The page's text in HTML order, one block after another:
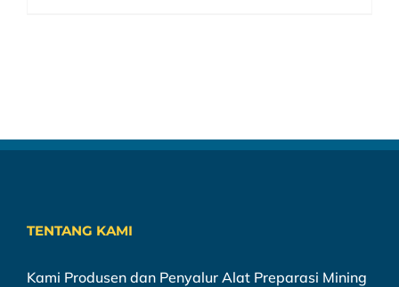
TENTANG KAMI
Kami Produsen dan Penyalur Alat Preparasi Mining